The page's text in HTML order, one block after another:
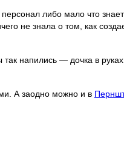
либо мало что
не знала о том, как
напились — дочка в
А заодно можно и в